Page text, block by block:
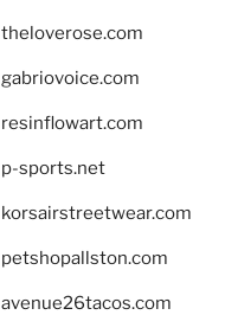
theloverose.com
gabriovoice.com
resinflowart.com
p-sports.net
korsairstreetwear.com
petshopallston.com
avenue26tacos.com